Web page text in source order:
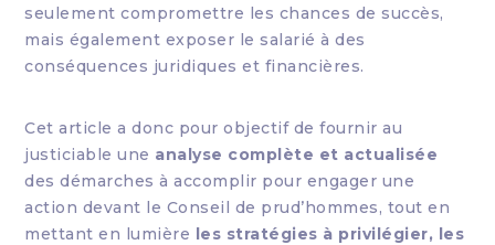
seulement compromettre les chances de succès,
mais également exposer le salarié à des
conséquences juridiques et financières.
Cet article a donc pour objectif de fournir au
justiciable une analyse complète et actualisée
des démarches à accomplir pour engager une
action devant le Conseil de prud’hommes, tout en
mettant en lumière les stratégies à privilégier, les